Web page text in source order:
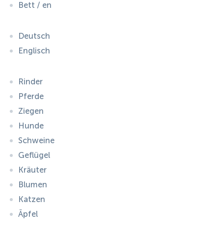
Bett / en
Deutsch
Englisch
Rinder
Pferde
Ziegen
Hunde
Schweine
Geflügel
Kräuter
Blumen
Katzen
Äpfel